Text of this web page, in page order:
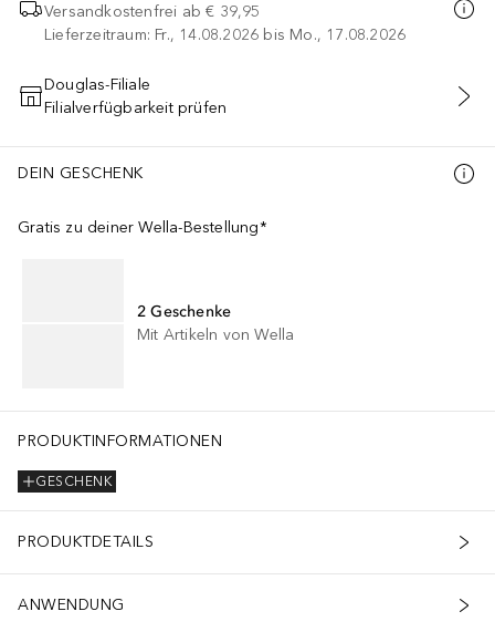
Versandkostenfrei ab € 39,95
Lieferzeitraum: Fr., 14.08.2026 bis Mo., 17.08.2026
IN DEN WARENKORB
Douglas-Filiale
Filialverfügbarkeit prüfen
DEIN GESCHENK
Gratis zu deiner Wella-Bestellung*
2 Geschenke
Mit Artikeln von Wella
PRODUKTINFORMATIONEN
GESCHENK
PRODUKTDETAILS
ANWENDUNG